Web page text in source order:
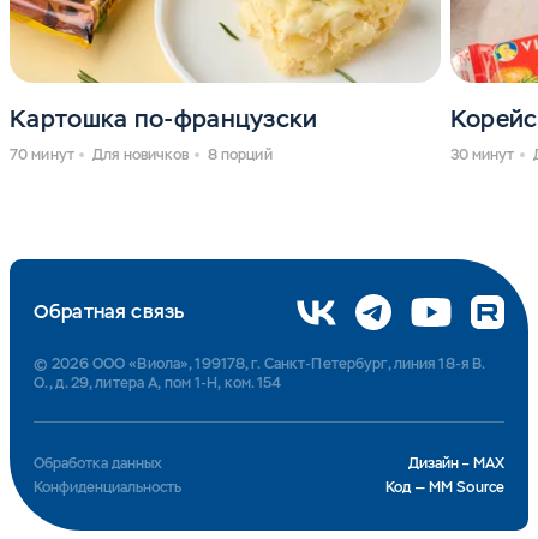
Картошка по-французски
70 минут Для новичков 8 порций 30 минут
Дизайн – MAX
Обработка данных
Код — MM Source
Конфиденциальность
Обратная связь
© 2026 ООО «Виола», 199178, г. Санкт-Петербург, линия 18-я В.
О., д. 29, литера А, пом 1-Н, ком. 154